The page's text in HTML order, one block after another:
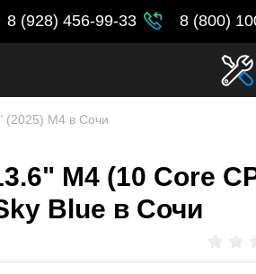
8 (928) 456-99-33 8 (800)
(2025) M4 в Сочи
M4 (10 Core
Blue в Сочи